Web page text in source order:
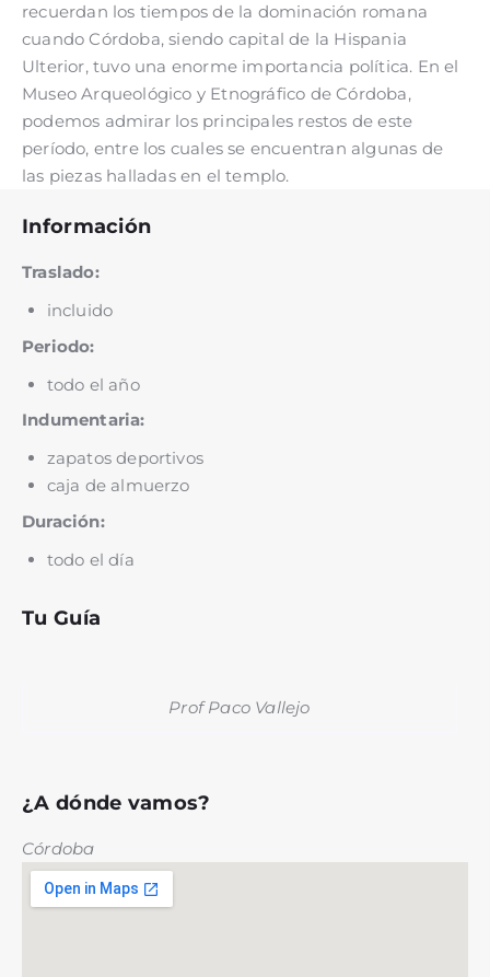
recuerdan los tiempos de la dominación romana
cuando Córdoba, siendo capital de la Hispania
Ulterior, tuvo una enorme importancia política. En el
Museo Arqueológico y Etnográfico de Córdoba,
podemos admirar los principales restos de este
período, entre los cuales se encuentran algunas de
las piezas halladas en el templo.
Información
Traslado:
incluido
Periodo:
todo el año
Indumentaria:
zapatos deportivos
caja de almuerzo
Duración:
todo el día
Tu Guía
Prof Paco Vallejo
¿A dónde vamos?
Córdoba